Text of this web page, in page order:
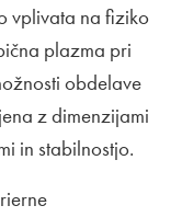
vplivata na fiziko
plazma pri
obdelave
z dimenzijami
in stabilnostjo.